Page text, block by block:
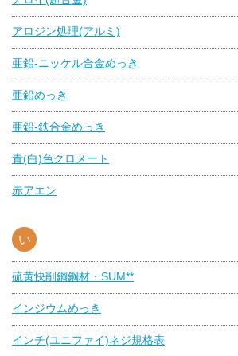
アロジン処理(アルミ)
亜鉛-ニッケル合金めっき
亜鉛めっき
亜鉛-鉄合金めっき
青(白)色クロメート
赤アエン
い
硫黄快削鋼鋼材・SUM**
インジウムめっき
インチ(ユニファイ)ネジ規格表